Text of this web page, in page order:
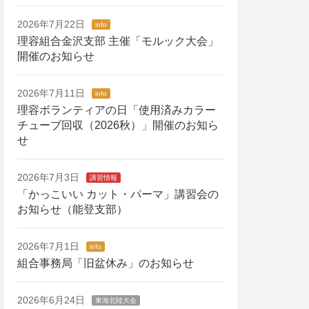
2026年7月22日 info
理容組合金沢支部 主催「モルック大会」
開催のお知らせ
2026年7月11日 info
理容ボランティアの日「使用済みカラー
チューブ回収（2026秋）」開催のお知ら
せ
2026年7月3日 講習情報
「かっこいい カット・パーマ」講習会の
お知らせ（能登支部）
2026年7月1日 info
組合事務局「旧盆休み」のお知らせ
2026年6月24日 東海北陸大会